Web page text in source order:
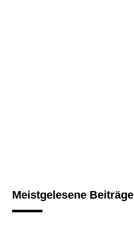
Meistgelesene Beiträge